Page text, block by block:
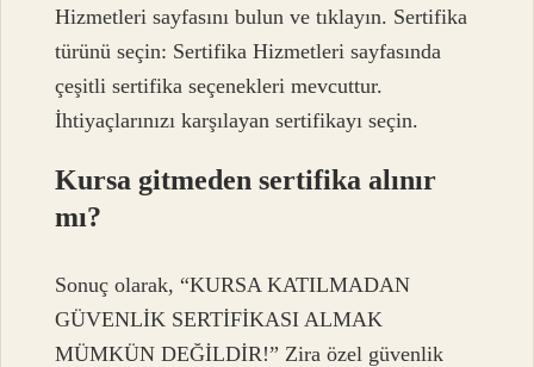
Hizmetleri sayfasını bulun ve tıklayın. Sertifika
türünü seçin: Sertifika Hizmetleri sayfasında
çeşitli sertifika seçenekleri mevcuttur.
İhtiyaçlarınızı karşılayan sertifikayı seçin.
Kursa gitmeden sertifika alınır
mı?
Sonuç olarak, “KURSA KATILMADAN
GÜVENLİK SERTİFİKASI ALMAK
MÜMKÜN DEĞİLDİR!” Zira özel güvenlik